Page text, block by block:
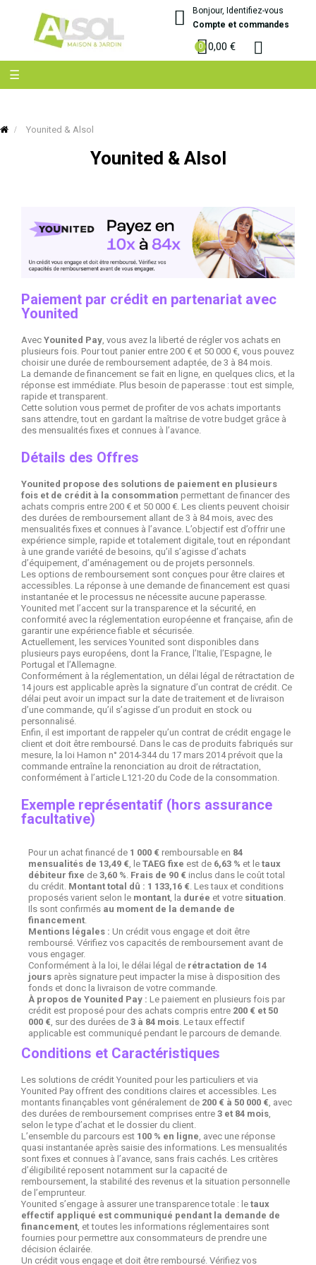
Bonjour, Identifiez-vous
Compte et commandes
0,00 €
Basculer
la
☰
Younited & Alsol
Younited & Alsol
Paiement par crédit en partenariat avec
Younited
Avec Younited Pay , vous avez la liberté de régler vos achats en
plusieurs fois. Pour tout panier entre 200 € et 50 000 €, vous pouvez
choisir une durée de remboursement adaptée, de 3 à 84 mois.
La demande de financement se fait en ligne, en quelques clics, et la
réponse est immédiate. Plus besoin de paperasse : tout est simple,
rapide et transparent.
Cette solution vous permet de profiter de vos achats importants
sans attendre, tout en gardant la maîtrise de votre budget grâce à
des mensualités fixes et connues à l’avance.
Détails des Offres
Younited propose des solutions de paiement en plusieurs
fois et de crédit à la consommation permettant de financer des
achats compris entre 200 € et 50 000 €. Les clients peuvent choisir
des durées de remboursement allant de 3 à 84 mois, avec des
mensualités fixes et connues à l’avance. L’objectif est d’offrir une
expérience simple, rapide et totalement digitale, tout en répondant
à une grande variété de besoins, qu’il s’agisse d’achats
d’équipement, d’aménagement ou de projets personnels.
Les options de remboursement sont conçues pour être claires et
accessibles. La réponse à une demande de financement est quasi
instantanée et le processus ne nécessite aucune paperasse.
Younited met l’accent sur la transparence et la sécurité, en
conformité avec la réglementation européenne et française, afin de
garantir une expérience fiable et sécurisée.
Actuellement, les services Younited sont disponibles dans
plusieurs pays européens, dont la France, l’Italie, l’Espagne, le
Portugal et l’Allemagne.
Conformément à la réglementation, un délai légal de rétractation de
14 jours est applicable après la signature d’un contrat de crédit. Ce
délai peut avoir un impact sur la date de traitement et de livraison
d’une commande, qu’il s’agisse d’un produit en stock ou
personnalisé.
Enfin, il est important de rappeler qu’un contrat de crédit engage le
client et doit être remboursé. Dans le cas de produits fabriqués sur
mesure, la loi Hamon n° 2014-344 du 17 mars 2014 prévoit que la
commande entraîne la renonciation au droit de rétractation,
conformément à l’article L121-20 du Code de la consommation.
Exemple représentatif (hors assurance
facultative)
Pour un achat financé de 1 000 € remboursable en 84
mensualités de 13,49 € , le TAEG fixe est de 6,63 % et le taux
débiteur fixe de 3,60 % Frais de 90 € inclus dans le coût total
du crédit. Montant total dû : 1 133,16 € . Les taux et conditions
proposés varient selon le montant , la durée et votre situation
Ils sont confirmés au moment de la demande de
financement
Mentions légales : Un crédit vous engage et doit être
remboursé. Vérifiez vos capacités de remboursement avant de
vous engager.
Conformément à la loi, le délai légal de rétractation de 14
jours après signature peut impacter la mise à disposition des
fonds et donc la livraison de votre commande.
À propos de Younited Pay : Le paiement en plusieurs fois par
crédit est proposé pour des achats compris entre 200 € et 50
000 € , sur des durées de 3 à 84 mois . Le taux effectif
applicable est communiqué pendant le parcours de demande.
Conditions et Caractéristiques
Les solutions de crédit Younited pour les particuliers et via
Younited Pay offrent des conditions claires et accessibles. Les
montants finançables vont généralement de 200 € à 50 000 € , avec
des durées de remboursement comprises entre 3 et 84 mois
selon le type d’achat et le dossier du client.
L’ensemble du parcours est 100 % en ligne , avec une réponse
quasi instantanée après saisie des informations. Les mensualités
sont fixes et connues à l’avance, sans frais cachés. Les critères
d’éligibilité reposent notamment sur la capacité de
remboursement, la stabilité des revenus et la situation personnelle
de l’emprunteur.
Younited s’engage à assurer une transparence totale : le taux
effectif appliqué est communiqué pendant la demande de
financement , et toutes les informations réglementaires sont
fournies pour permettre aux consommateurs de prendre une
décision éclairée.
Un crédit vous engage et doit être remboursé. Vérifiez vos